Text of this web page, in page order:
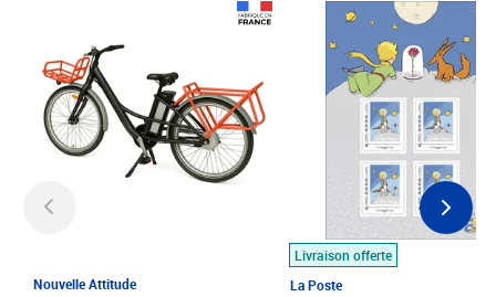
Nouvelle Attitude
Livraison offerte
La Poste
Prix 7,50€